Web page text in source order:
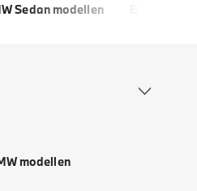
Sedan modellen
modellen